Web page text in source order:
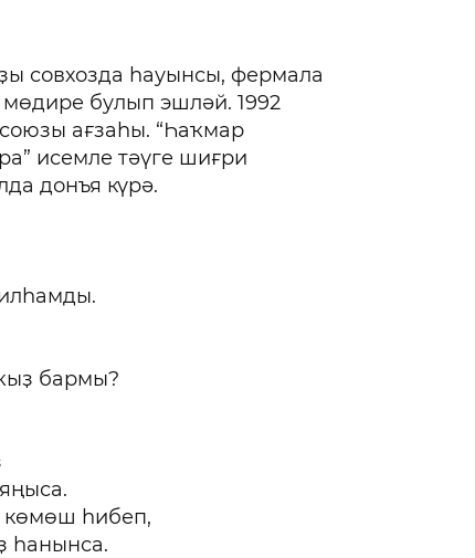
совхозда һауынсы, фермала
булып эшләй. 1992
ағзаһы. “Һаҡмар
исемле тәүге шиғри
донъя күрә.
бармы?
көмөш һибеп,
һанынса.